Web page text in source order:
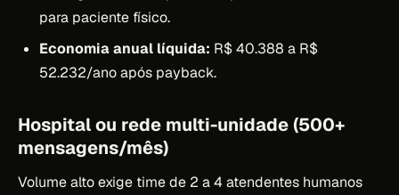
para paciente físico.
Economia anual líquida: R$ 40.388 a R$
52.232/ano após payback.
Hospital ou rede multi-unidade (500+
mensagens/mês)
Volume alto exige time de 2 a 4 atendentes humanos